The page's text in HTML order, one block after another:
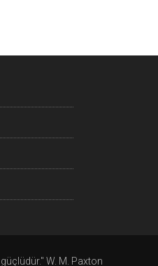
W. M. Paxton